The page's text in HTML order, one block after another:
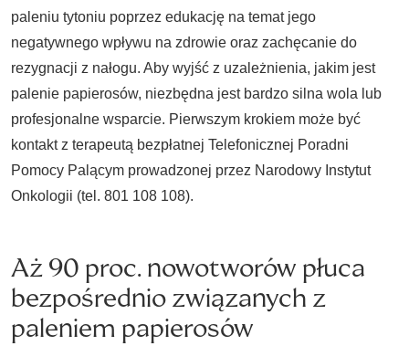
paleniu tytoniu poprzez edukację na temat jego
negatywnego wpływu na zdrowie oraz zachęcanie do
rezygnacji z nałogu. Aby wyjść z uzależnienia, jakim jest
palenie papierosów, niezbędna jest bardzo silna wola lub
profesjonalne wsparcie. Pierwszym krokiem może być
kontakt z terapeutą bezpłatnej Telefonicznej Poradni
Pomocy Palącym prowadzonej przez Narodowy Instytut
Onkologii (tel. 801 108 108).
Aż 90 proc. nowotworów płuca
bezpośrednio związanych z
paleniem papierosów